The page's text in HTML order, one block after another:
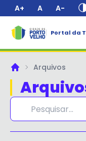
A+ A A-
Portal da
PrincipalArquivos
✕